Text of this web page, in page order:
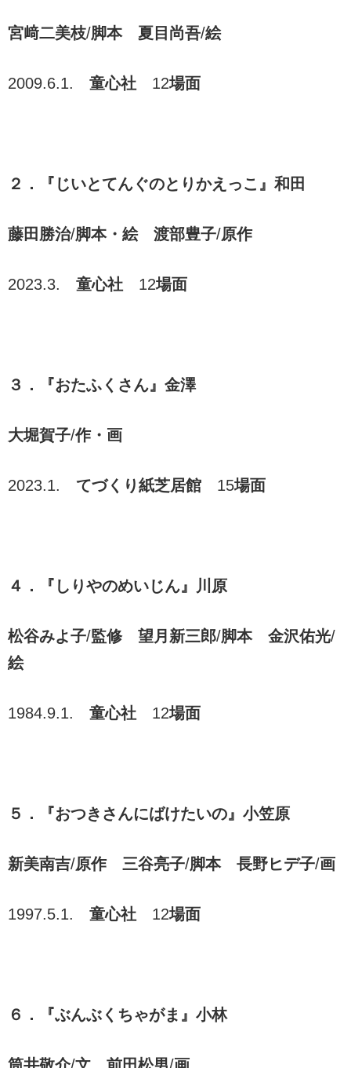
宮﨑二美枝/脚本 夏目尚吾/絵
2009.6.1. 童心社 12場面
２．『じいとてんぐのとりかえっこ』和田
藤田勝治/脚本・絵 渡部豊子/原作
2023.3. 童心社 12場面
３．『おたふくさん』金澤
大堀賀子/作・画
2023.1. てづくり紙芝居館 15場面
４．『しりやのめいじん』川原
松谷みよ子/監修 望月新三郎/脚本 金沢佑光/
絵
1984.9.1. 童心社 12場面
５．『おつきさんにばけたいの』小笠原
新美南吉/原作 三谷亮子/脚本 長野ヒデ子/画
1997.5.1. 童心社 12場面
６．『ぶんぶくちゃがま』小林